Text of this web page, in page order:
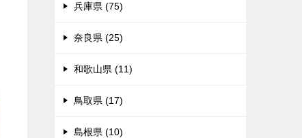
兵庫県 (75)
奈良県 (25)
和歌山県 (11)
鳥取県 (17)
島根県 (10)